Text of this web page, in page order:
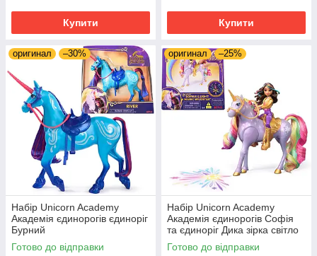
Купити Купити
оригинал –30%
Набір Unicorn Academy
Академія єдинорогів єдиноріг
Бурний
Готово до відправки
оригинал –25%
Набір Unicorn Academy
Академія єдинорогів Софія
та єдиноріг Дика зірка світло
Готово до відправки